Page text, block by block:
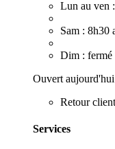
Lun au ven
Sam : 8h30
Dim : fermé
Ouvert
Retour
Services